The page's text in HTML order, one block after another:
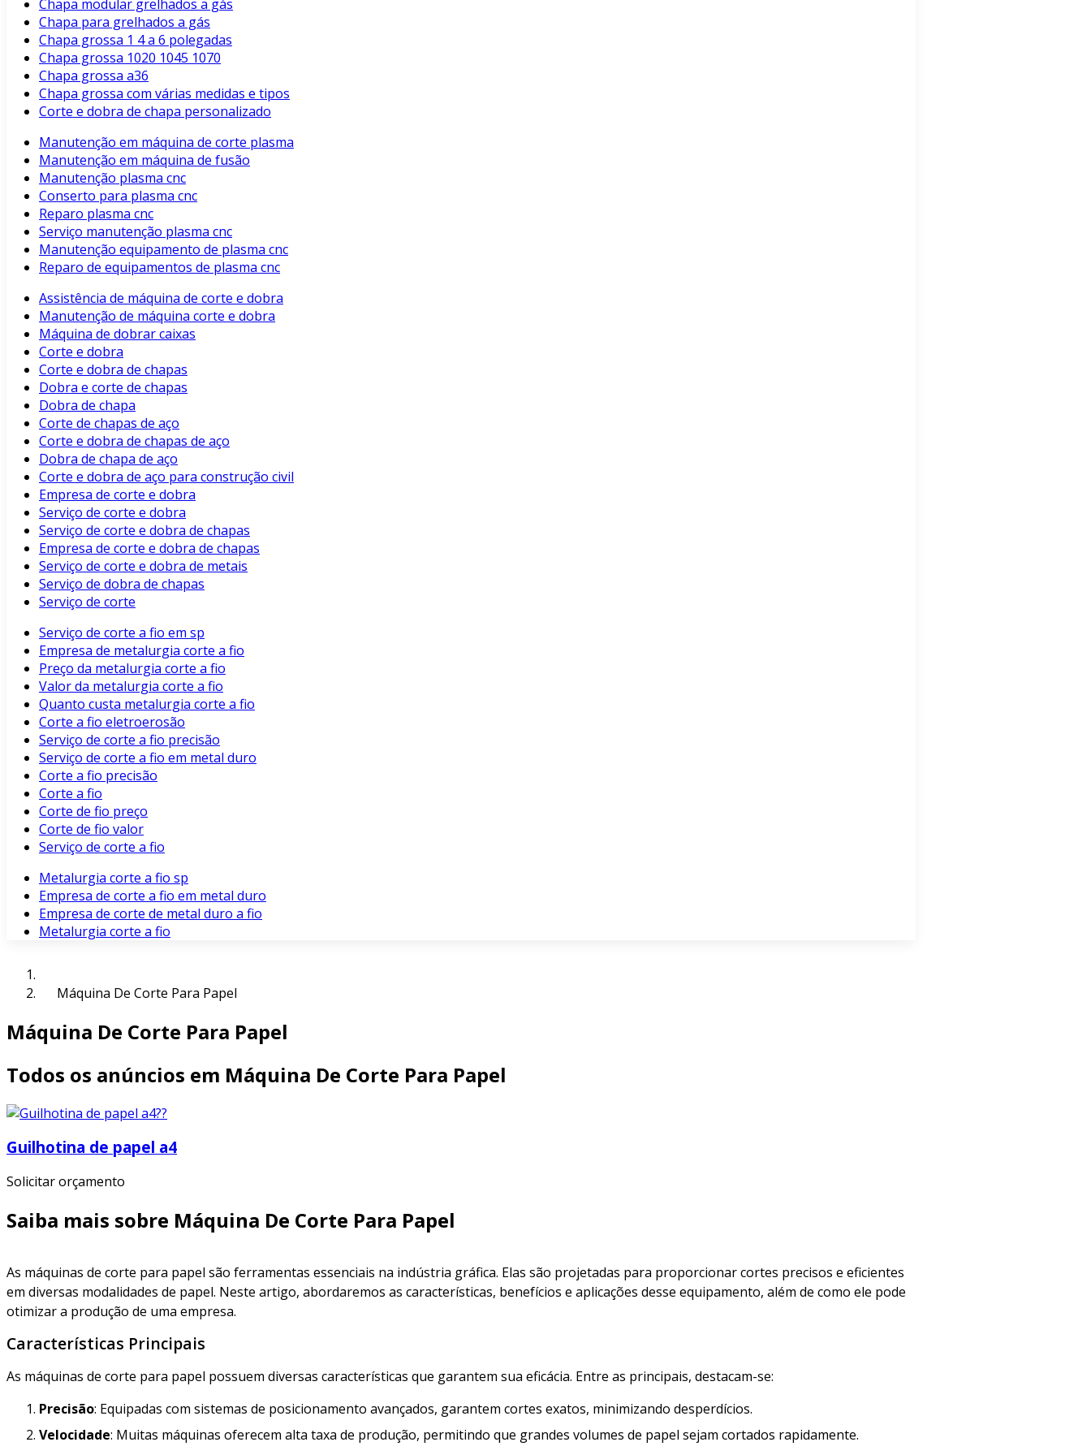
Chapa modular grelhados a gás
Chapa para grelhados a gás
Chapa grossa 1 4 a 6 polegadas
Chapa grossa 1020 1045 1070
Chapa grossa a36
Chapa grossa com várias medidas e tipos
Corte e dobra de chapa personalizado
Manutenção em máquina de corte plasma
Manutenção em máquina de fusão
Manutenção plasma cnc
Conserto para plasma cnc
Reparo plasma cnc
Serviço manutenção plasma cnc
Manutenção equipamento de plasma cnc
Reparo de equipamentos de plasma cnc
Assistência de máquina de corte e dobra
Manutenção de máquina corte e dobra
Máquina de dobrar caixas
Corte e dobra
Corte e dobra de chapas
Dobra e corte de chapas
Dobra de chapa
Corte de chapas de aço
Corte e dobra de chapas de aço
Dobra de chapa de aço
Corte e dobra de aço para construção civil
Empresa de corte e dobra
Serviço de corte e dobra
Serviço de corte e dobra de chapas
Empresa de corte e dobra de chapas
Serviço de corte e dobra de metais
Serviço de dobra de chapas
Serviço de corte
Serviço de corte a fio em sp
Empresa de metalurgia corte a fio
Preço da metalurgia corte a fio
Valor da metalurgia corte a fio
Quanto custa metalurgia corte a fio
Corte a fio eletroerosão
Serviço de corte a fio precisão
Serviço de corte a fio em metal duro
Corte a fio precisão
Corte a fio
Corte de fio preço
Corte de fio valor
Serviço de corte a fio
Metalurgia corte a fio sp
Empresa de corte a fio em metal duro
Empresa de corte de metal duro a fio
Metalurgia corte a fio
Máquina De Corte Para Papel
Máquina De Corte Para Papel
Todos os anúncios em Máquina De Corte Para Papel
Guilhotina de papel a4
Solicitar orçamento
Saiba mais sobre Máquina De Corte Para Papel
As máquinas de corte para papel são ferramentas essenciais na indústria gráfica. Elas são projetadas para proporcionar cortes precisos e eficientes
em diversas modalidades de papel. Neste artigo, abordaremos as características, benefícios e aplicações desse equipamento, além de como ele pode
otimizar a produção de uma empresa.
Características Principais
As máquinas de corte para papel possuem diversas características que garantem sua eficácia. Entre as principais, destacam-se:
Precisão: Equipadas com sistemas de posicionamento avançados, garantem cortes exatos, minimizando desperdícios.
Velocidade: Muitas máquinas oferecem alta taxa de produção, permitindo que grandes volumes de papel sejam cortados rapidamente.